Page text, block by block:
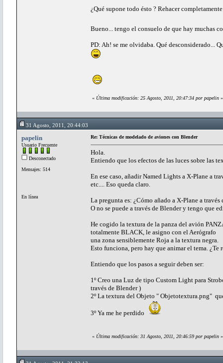
¿Qué supone todo ésto ? Rehacer
Bueno... tengo el consuelo de que hay muchas
PD: Ah! se me olvidaba. Qué desconsiderado...
« Última modificación: 25 Agosto, 2011, 20:47:34 por papelin »
31 Agosto, 2011, 20:44:03
papelin
Usuario Frecuente
Desconectado
Mensajes: 514
En línea
Re: Técnicas de modelado de aviones con Blender
Hola.
Entiendo que los efectos de las luces sobre las
En ese caso, añadir Named Lights a X-Plane a
etc.... Eso queda claro.
La pregunta es: ¿Cómo añado a X-Plane a
O no se puede a través de Blender y tengo que
He cogido la textura de la panza del avión
totalmente BLACK, le asigno con el Aerógrafo
una zona sensiblemente Roja a la textura negra.
Esto funciona, pero hay que animar el tema. ¿Te
Entiendo que los pasos a seguir deben ser:
1º Creo una Luz de tipo Custom Light para
través de Blender )
2º La textura del Objeto " Objetotextura.png"
3º Ya me he perdido
« Última modificación: 31 Agosto, 2011, 20:46:59 por papelin »